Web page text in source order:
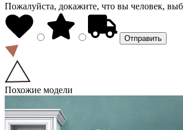
Пожалуйста, докажите, что вы человек,
Похожие модели